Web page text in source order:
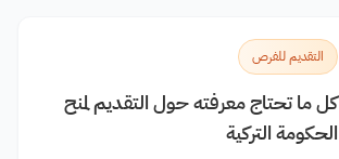
التقديم للفرص
كل ما تحتاج معرفته حول التقديم لمنح
الحكومة التركية